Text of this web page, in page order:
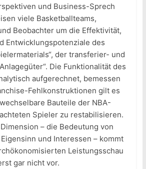
und Business-Sprech
viele Basketballteams,
Beobachter um die Effektivität,
Entwicklungspotenziale des
der transferier- und
Die Funktionalität des
aufgerechnet, bemessen
Fehlkonstruktionen gilt es
Bauteile der NBA-
Spieler zu restabilisieren.
– die Bedeutung von
und Interessen – kommt
Leistungsschau
gar nicht vor.